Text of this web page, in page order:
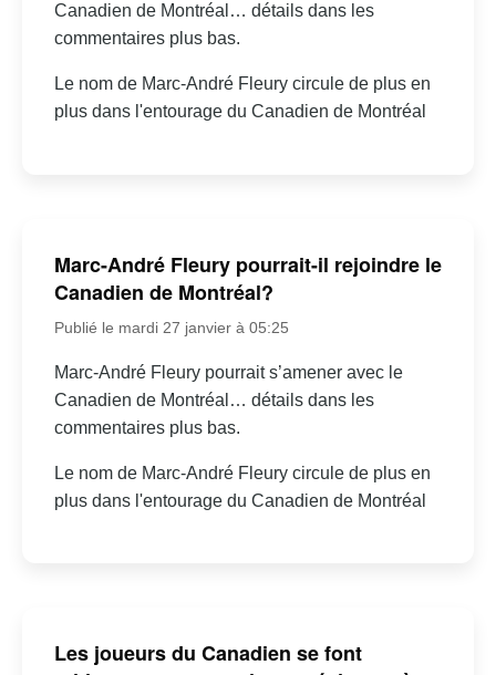
Canadien de Montréal… détails dans les
commentaires plus bas.
Le nom de Marc-André Fleury circule de plus en
plus dans l'entourage du Canadien de Montréal
Marc-André Fleury pourrait-il rejoindre le
Canadien de Montréal?
Publié le mardi 27 janvier à 05:25
Marc-André Fleury pourrait s’amener avec le
Canadien de Montréal… détails dans les
commentaires plus bas.
Le nom de Marc-André Fleury circule de plus en
plus dans l'entourage du Canadien de Montréal
Les joueurs du Canadien se font